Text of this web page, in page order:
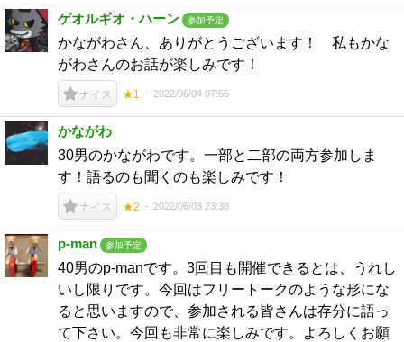
ゲオルギオ・ハーン 参加予定
かながわさん、ありがとうございます！ 私もかな
がわさんのお話が楽しみです！
ナイス ★1 2022/06/04 07:55
かながわ
30男のかながわです。一部と二部の両方参加しま
す！語るのも聞くのも楽しみです！
ナイス ★2 2022/06/03 23:38
p-man 参加予定
40男のp-manです。3回目も開催できるとは、うれし
いし限りです。今回はフリートークのような形にな
ると思いますので、参加される皆さんは存分に語っ
て下さい。今回も非常に楽しみです。よろしくお願